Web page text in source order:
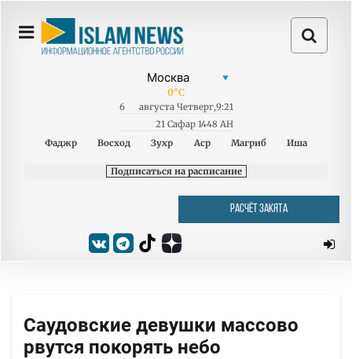
0°C
6 августа Четверг,9:21
21 Сафар 1448 AH
Фаджр
Восход Зухр Аср Магриб Иша
Подписаться на расписание
РАСЧЁТ ЗАКЯТА
Саудовские девушки массово
рвутся покорять небо